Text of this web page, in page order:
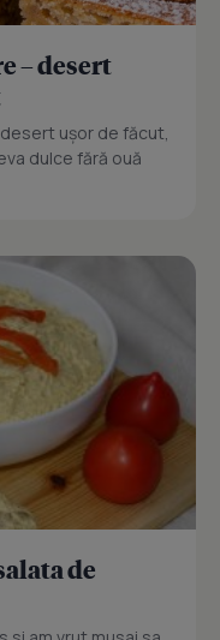
– desert
ușor de făcut,
dulce fără ouă
de